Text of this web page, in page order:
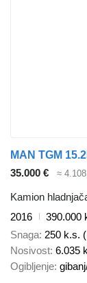
35.000 € ≈
Kamion
2016
390.000
Snaga 250 k.s.
Nosivost 6.035
Ogibljenje